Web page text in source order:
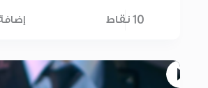
10 نقاط